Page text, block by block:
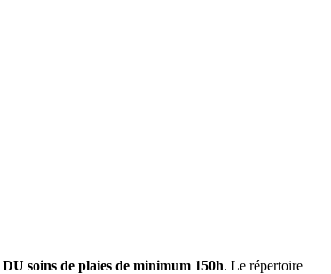
DU soins de plaies de minimum 150h. Le répertoire